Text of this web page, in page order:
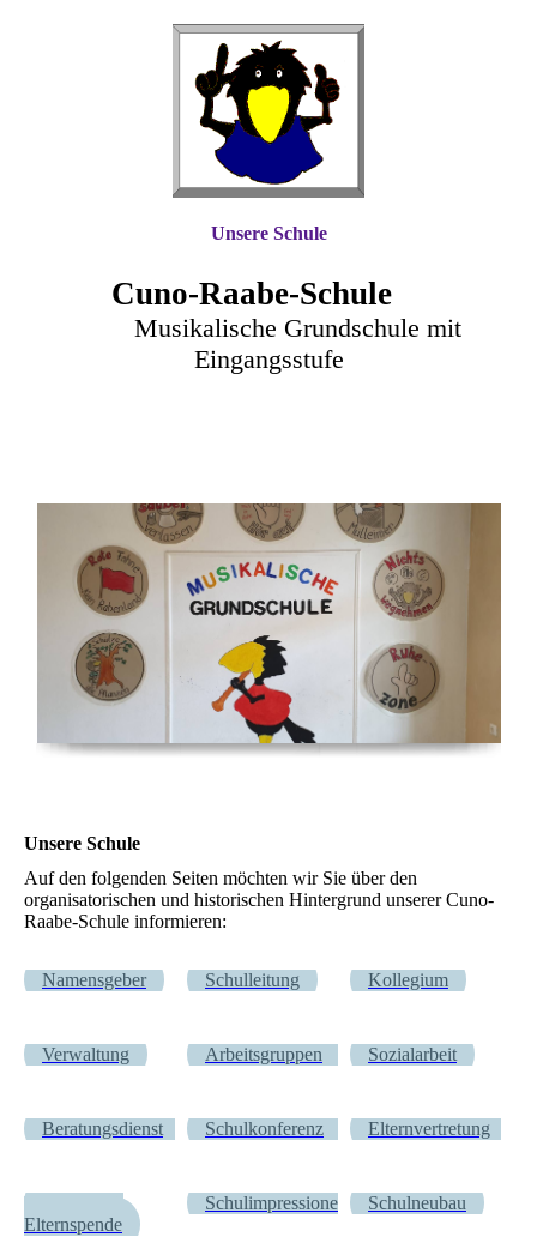
Cuno-Raabe-Schule
Musikalische Grundschule mit
Eingangsstufe
Unsere Schule
Unsere Schule
Auf den folgenden Seiten möchten wir Sie über den
organisatorischen und historischen Hintergrund unserer Cuno-
Raabe-Schule informieren:
Namensgeber Schulleitung Kollegium
Verwaltung Arbeitsgruppen Sozialarbeit
Beratungsdienst Schulkonferenz Elternvertretung
Elternspende
Schulimpressionen Schulneubau